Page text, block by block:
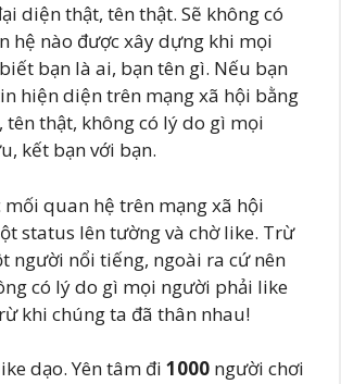
diện thật, tên thật. Sẽ không có
hệ nào được xây dựng khi mọi
bạn là ai, bạn tên gì. Nếu bạn
hiện diện trên mạng xã hội bằng
tên thật, không có lý do gì mọi
kết bạn với bạn.
mối quan hệ trên mạng xã hội
status lên tường và chờ like. Trừ
người nổi tiếng, ngoài ra cứ nên
có lý do gì mọi người phải like
khi chúng ta đã thân nhau!
dạo. Yên tâm đi 1000 người chơi